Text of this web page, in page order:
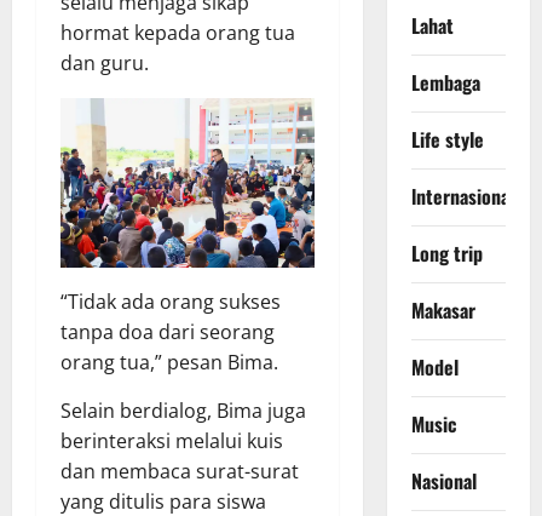
hormat kepada orang tua
dan guru.
“Tidak ada orang sukses
tanpa doa dari seorang
orang tua,” pesan Bima.
Selain berdialog, Bima juga
berinteraksi melalui kuis
dan membaca surat-surat
yang ditulis para siswa
Lahat
Lembaga
Life style
lnternasional
Long trip
Makasar
Model
Music
Nasional